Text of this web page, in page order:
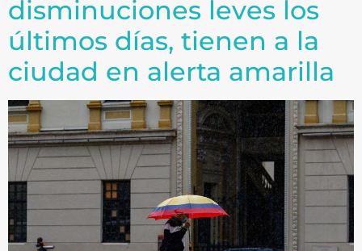
disminuciones leves los
últimos días, tienen a la
ciudad en alerta amarilla